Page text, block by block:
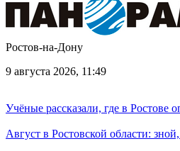
Ростов-на-Дону
9 августа 2026, 11:49
Учёные рассказали, где в Ростове
Август в Ростовской области: